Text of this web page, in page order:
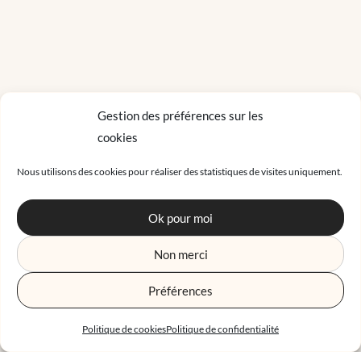
Gestion des préférences sur les
cookies
Nous utilisons des cookies pour réaliser des statistiques de visites uniquement.
Ok pour moi
Non merci
Préférences
Politique de cookiesPolitique de confidentialité